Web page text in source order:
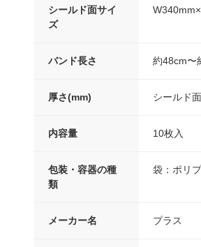
シールド面サイ
ズ
バンド長さ 約48cm〜
厚さ(mm) シールド
内容量 10枚入
包装・容器の種
類
袋：ポリ
メーカー名 プラス